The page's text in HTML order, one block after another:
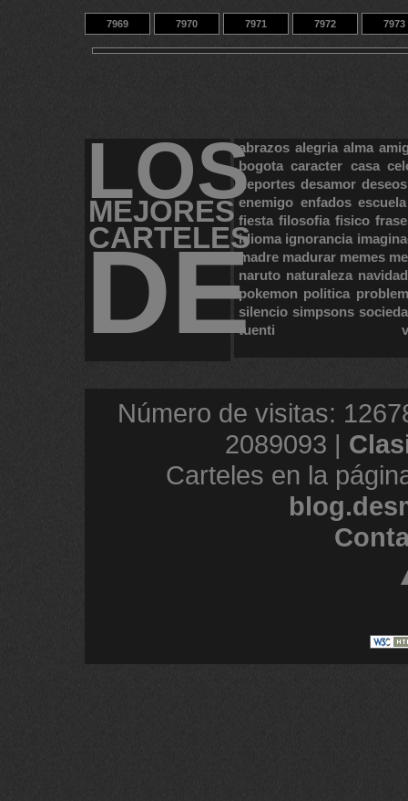
7969 7970 7971 7972 7973
7979 7980 7981 14 9433
LOS
MEJORES
CARTELES
DE
abrazos alegria alma
bogota caracter casa
deportes desamor deseos
enemigo enfados escuela
fiesta filosofia fisico
idioma ignorancia
madre madurar memes
naruto naturaleza navidad
pokemon politica
silencio simpsons
tuenti
Número de visitas:
2089093 |
Carteles en la